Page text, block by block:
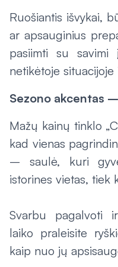
Ruošiantis išvykai,
ar apsauginius
pasiimti su
netikėtoje
Sezono akcentas
Mažų kainų tinklo
kad vienas
– saulė, kuri
istorines vietas, tiek
Svarbu pagalvoti
laiko praleisite
kaip nuo jų